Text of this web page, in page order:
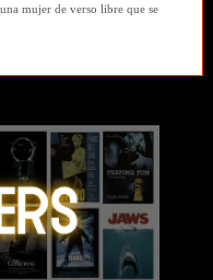
mujer de verso libre que se